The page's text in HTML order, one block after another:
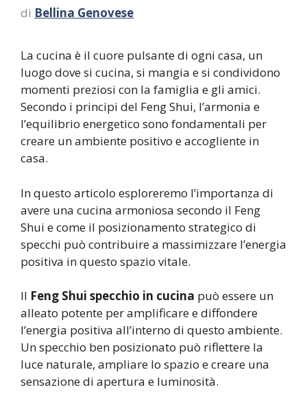
di Bellina Genovese
La cucina è il cuore pulsante di ogni casa, un
luogo dove si cucina, si mangia e si condividono
momenti preziosi con la famiglia e gli amici.
Secondo i principi del Feng Shui, l’armonia e
l’equilibrio energetico sono fondamentali per
creare un ambiente positivo e accogliente in
casa.
In questo articolo esploreremo l’importanza di
avere una cucina armoniosa secondo il Feng
Shui e come il posizionamento strategico di
specchi può contribuire a massimizzare l’energia
positiva in questo spazio vitale.
Il Feng Shui specchio in cucina può essere un
alleato potente per amplificare e diffondere
l’energia positiva all’interno di questo ambiente.
Un specchio ben posizionato può riflettere la
luce naturale, ampliare lo spazio e creare una
sensazione di apertura e luminosità.